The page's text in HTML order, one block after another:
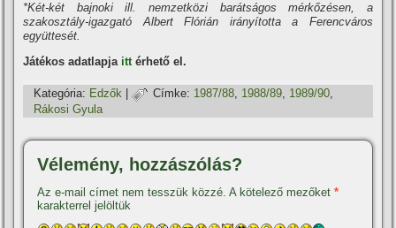
*Két-két bajnoki ill. nemzetközi barátságos mérkőzésen, a
szakosztály-igazgató Albert Flórián irányí­totta a Ferencváros
együttesét.
Játékos adatlapja ittérhető el.
Kategória: Edzők | Címke: 1987/88, 1988/89, 1989/90,
Rákosi Gyula
Vélemény, hozzászólás?
Az e-mail címet nem tesszük közzé. A kötelező mezőket*
karakterrel jelöltük